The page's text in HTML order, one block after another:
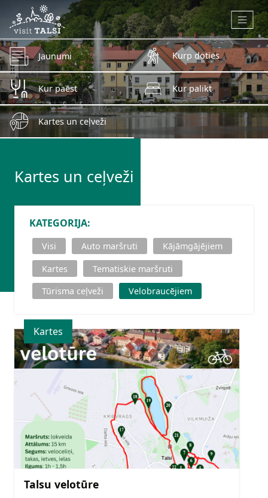
Skip to main content
Jaunumi Kurp doties
Kur paēst Kur palikt
Kartes un ceļveži
Kartes un ceļveži
KATEGORIJA:
Visi Auto maršruti
Kājāmgājējiem
Kartes
Tematiskie maršruti
Tūrisma ceļveži
Velobraucējiem
Kartes
Talsu velotūre